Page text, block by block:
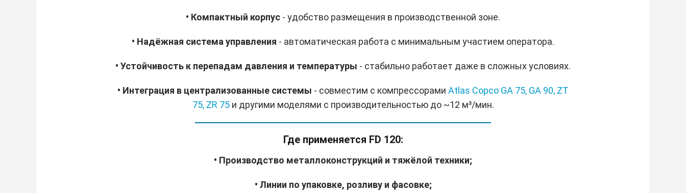
• Компактный корпус - удобство размещения в производственной зоне.
• Надёжная система управления - автоматическая работа с минимальным участием оператора.
• Устойчивость к перепадам давления и температуры - стабильно работает даже в сложных условиях.
• Интеграция в централизованные системы - совместим с компрессорами Atlas Copco GA 75, GA 90, ZT
75, ZR 75и другими моделями с производительностью до ~12 м³/мин.
Где применяется FD 120:
• Производство металлоконструкций и тяжёлой техники;
• Линии по упаковке, розливу и фасовке;